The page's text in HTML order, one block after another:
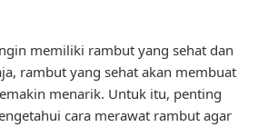
memiliki rambut yang sehat dan
rambut yang sehat akan membuat
menarik. Untuk itu, penting
cara merawat rambut agar